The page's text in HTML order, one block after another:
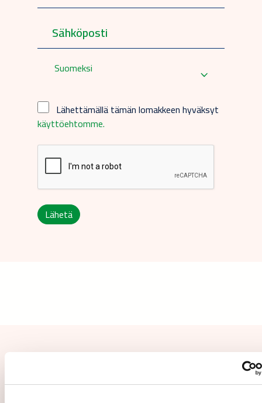
Suomeksi
Lähettämällä tämän lomakkeen hyväksyt
käyttöehtomme.
Lähetä
Aiheeseen liittyvät uutiset